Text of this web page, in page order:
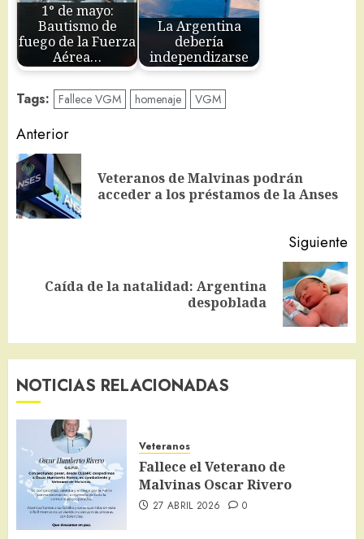
1° de mayo:
Bautismo de
fuego de la Fuerza
Aérea…
La Argentina
debería
independizarse
Tags: Fallece VGM homenaje VGM
Navegación
de
entradas
Anterior
Veteranos de Malvinas podrán
acceder a los préstamos de la Anses
Siguiente
Siguiente
Caída de la natalidad: Argentina
despoblada
NOTICIAS RELACIONADAS
Veteranos
Fallece el Veterano de
Malvinas Oscar Rivero
27 ABRIL 2026 0